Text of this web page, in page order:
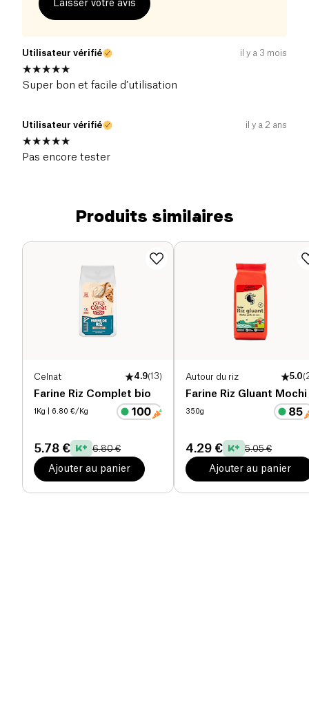
Laisser votre avis
Utilisateur vérifié il y a 3 mois
Super bon et facile d’utilisation
Utilisateur vérifié il y a 2 ans
Pas encore tester
Produits similaires
Celnat 4.9(13)
Farine Riz Complet bio
1Kg | 6.80 €/Kg
5.78 € 6.80 €
Ajouter au panier
Autour du riz 5.0(
Farine Riz Gluant Mochi
350g
4.29 € 5.05 €
Ajouter au panier